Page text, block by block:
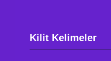
Kilit Kelimeler